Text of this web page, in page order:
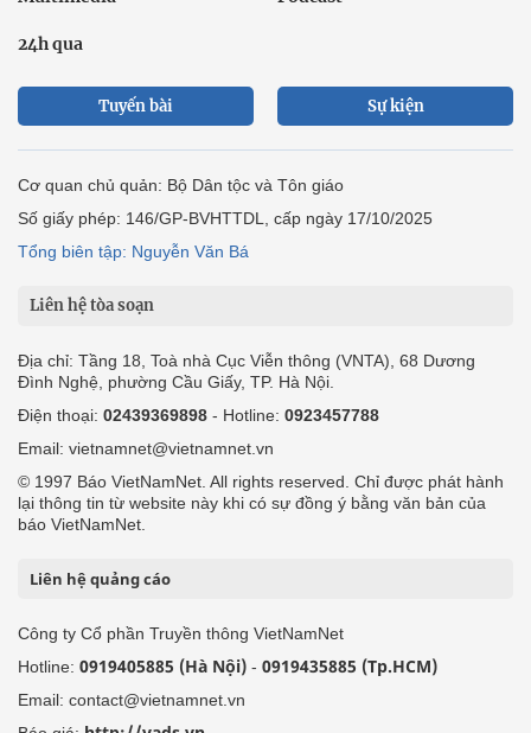
24h qua
Tuyến bài Sự kiện
Cơ quan chủ quản: Bộ Dân tộc và Tôn giáo
Số giấy phép: 146/GP-BVHTTDL, cấp ngày 17/10/2025
Tổng biên tập: Nguyễn Văn Bá
Liên hệ tòa soạn
Địa chỉ: Tầng 18, Toà nhà Cục Viễn thông (VNTA), 68 Dương
Đình Nghệ, phường Cầu Giấy, TP. Hà Nội.
Điện thoại: 02439369898 - Hotline: 0923457788
Email: vietnamnet@vietnamnet.vn
© 1997 Báo VietNamNet. All rights reserved. Chỉ được phát hành
lại thông tin từ website này khi có sự đồng ý bằng văn bản của
báo VietNamNet.
Liên hệ quảng cáo
Công ty Cổ phần Truyền thông VietNamNet
Hotline: 0919405885 (Hà Nội) - 0919435885 (Tp.HCM)
Email: contact@vietnamnet.vn